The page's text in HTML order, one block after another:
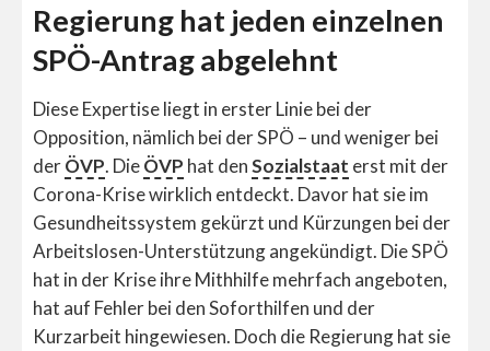
Regierung hat jeden einzelnen
SPÖ-Antrag abgelehnt
Diese Expertise liegt in erster Linie bei der
Opposition, nämlich bei der SPÖ – und weniger bei
derÖVP. DieÖVP hat denSozialstaat erst mit der
Corona-Krise wirklich entdeckt. Davor hat sie im
Gesundheitssystem gekürzt und Kürzungen bei der
Arbeitslosen-Unterstützung angekündigt. Die SPÖ
hat in der Krise ihre Mithhilfe mehrfach angeboten,
hat auf Fehler bei den Soforthilfen und der
Kurzarbeit hingewiesen. Doch die Regierung hat sie